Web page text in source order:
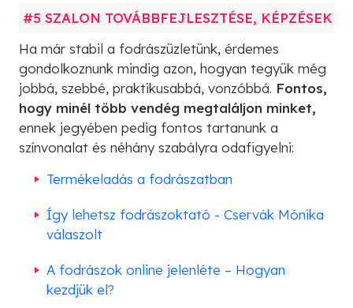
#5 SZALON TOVÁBBFEJLESZTÉSE, KÉPZÉSEK
Ha már stabil a fodrászüzletünk, érdemes
gondolkoznunk mindig azon, hogyan tegyük még
jobbá, szebbé, praktikusabbá, vonzóbbá. Fontos,
hogy minél több vendég megtaláljon minket,
ennek jegyében pedig fontos tartanunk a
színvonalat és néhány szabályra odafigyelni:
Termékeladás a fodrászatban
Így lehetsz fodrászoktató - Cservák Mónika
válaszolt
A fodrászok online jelenléte – Hogyan
kezdjük el?